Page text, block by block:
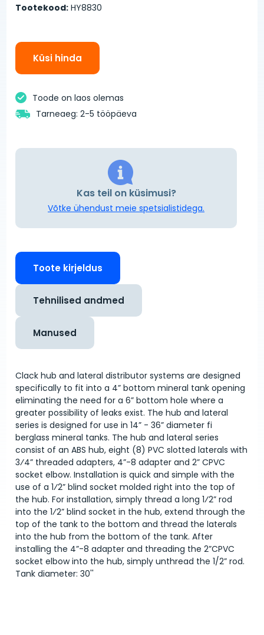
Tootekood: HY8830
Küsi hinda
Toode on laos olemas
Tarneaeg: 2-5 tööpäeva
Kas teil on küsimusi?
Võtke ühendust meie spetsialistidega.
Toote kirjeldus
Tehnilised andmed
Manused
Clack hub and lateral distributor systems are designed
specifically to fit into a 4” bottom mineral tank opening
eliminating the need for a 6” bottom hole where a
greater possibility of leaks exist. The hub and lateral
series is designed for use in 14” - 36” diameter fi
berglass mineral tanks. The hub and lateral series
consist of an ABS hub, eight (8) PVC slotted laterals with
3⁄4” threaded adapters, 4”-8 adapter and 2” CPVC
socket elbow. Installation is quick and simple with the
use of a 1⁄2” blind socket molded right into the top of
the hub. For installation, simply thread a long 1⁄2” rod
into the 1⁄2” blind socket in the hub, extend through the
top of the tank to the bottom and thread the laterals
into the hub from the bottom of the tank. After
installing the 4”-8 adapter and threading the 2”CPVC
socket elbow into the hub, simply unthread the 1/2” rod.
Tank diameter: 30''